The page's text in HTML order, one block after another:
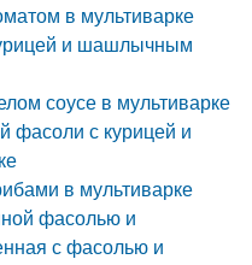
в мультиварке
и шашлычным
соусе в мультиварке
фасоли с курицей и
в мультиварке
фасолью и
с фасолью и